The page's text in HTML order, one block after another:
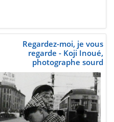
Regardez-moi, je vous
regarde - Koji Inoué,
photographe sourd